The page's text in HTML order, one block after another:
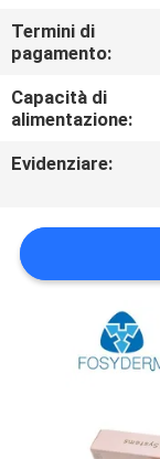
CASI
CHIEDI
SHOPPING
ONLINE
Termini di
pagamento:
Capacità di
alimentazione:
Evidenziare: